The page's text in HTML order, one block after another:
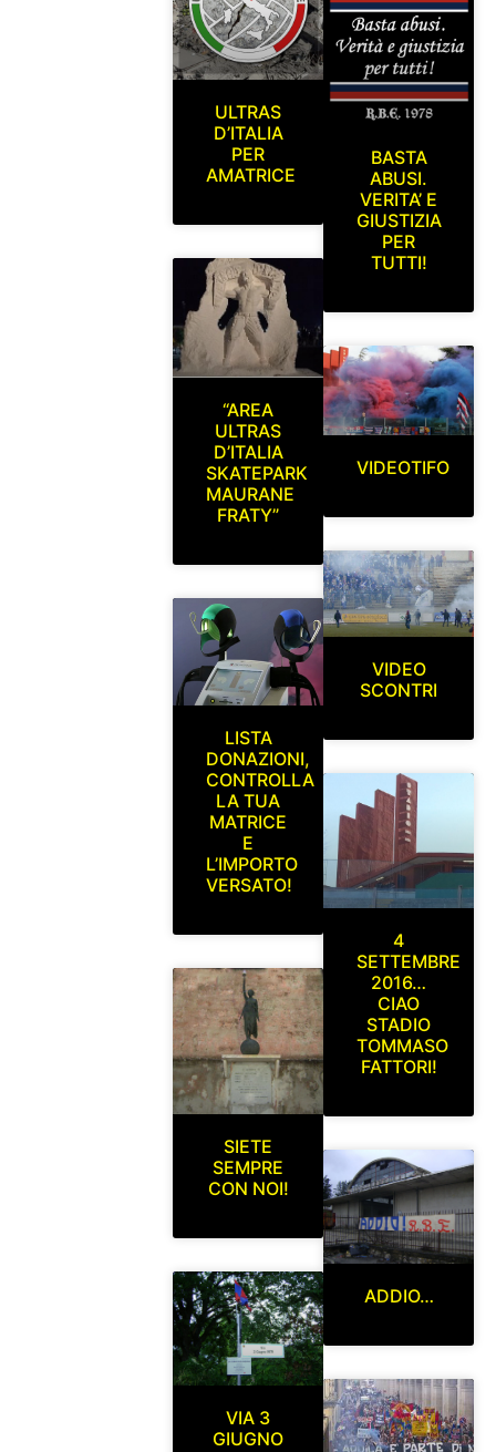
ULTRAS
D’ITALIA
PER
AMATRICE
“AREA
ULTRAS
D’ITALIA
SKATEPARK
MAURANE
FRATY”
LISTA
DONAZIONI,
CONTROLLA
LA TUA
MATRICE
E
L’IMPORTO
VERSATO!
SIETE
SEMPRE
CON NOI!
VIA 3
GIUGNO
BASTA
ABUSI.
VERITA’ E
GIUSTIZIA
PER
TUTTI!
VIDEOTIFO
VIDEO
SCONTRI
4
SETTEMBRE
2016…
CIAO
STADIO
TOMMASO
FATTORI!
ADDIO…